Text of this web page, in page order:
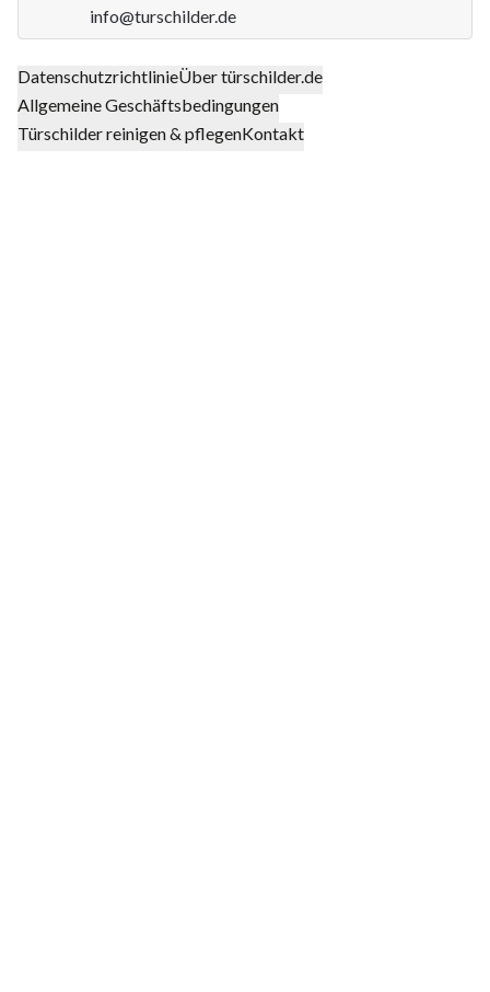
info@turschilder.de
DatenschutzrichtlinieÜber türschilder.de
Allgemeine Geschäftsbedingungen
Türschilder reinigen & pflegenKontakt